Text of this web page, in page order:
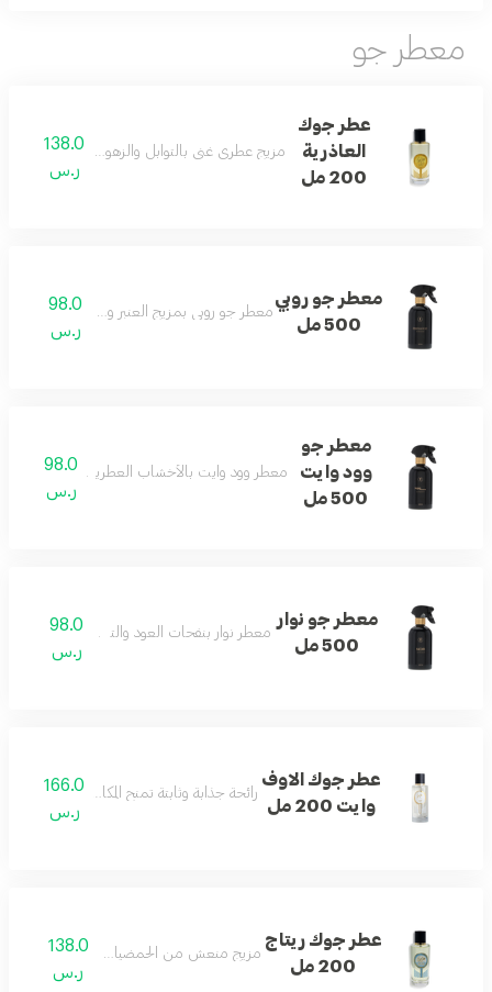
معطر جو
عطر جوك
العاذرية
200 مل
مزيج عطري غني بالتوابل والزهور والأخشاب
138.0
ر.س
معطر جو روبي
500 مل
معطر جو روبي بمزيج العنبر وزهرة البرتقال
98.0
ر.س
معطر جو
وود وايت
500 مل
معطر وود وايت بالأخشاب العطرية والخزامى
98.0
ر.س
معطر جو نوار
500 مل
معطر نوار بنفحات العود والتوباكو لأجواء راقية.
98.0
ر.س
عطر جوك الاوف
وايت 200 مل
رائحة جذابة وثابتة تمنح المكان لمسة من الرقي
166.0
ر.س
عطر جوك ريتاج
200 مل
مزيج منعش من الحمضيات والزهور والمسك.
138.0
ر.س